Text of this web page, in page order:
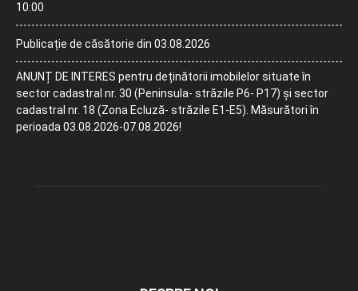
10:00
Publicație de căsătorie din 03.08.2026
ANUNȚ DE INTERES pentru deținătorii imobilelor situate în
sector cadastral nr. 30 (Peninsula- străzile P6- P17) și sector
cadastral nr. 18 (Zona Ecluză- străzile E1-E5). Măsurători în
perioada 03.08.2026-07.08.2026!